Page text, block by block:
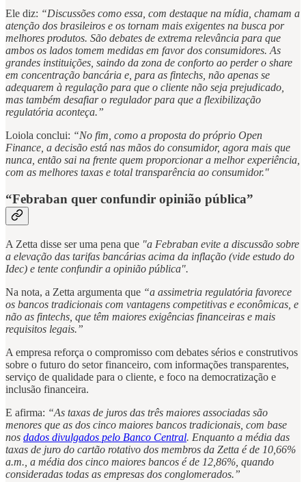
Ele diz: “Discussões como essa, com destaque na mídia, chamam a
atenção dos brasileiros e os tornam mais exigentes na busca por
melhores produtos. São debates de extrema relevância para que
ambos os lados tomem medidas em favor dos consumidores. As
grandes instituições, saindo da zona de conforto ao perder o share
em concentração bancária e, para as fintechs, não apenas se
adequarem à regulação para que o cliente não seja prejudicado,
mas também desafiar o regulador para que a flexibilização
regulatória aconteça.”
Loiola conclui: “No fim, como a proposta do próprio Open
Finance, a decisão está nas mãos do consumidor, agora mais que
nunca, então sai na frente quem proporcionar a melhor experiência,
com as melhores taxas e total transparência ao consumidor."
“Febraban quer confundir opinião pública”
A Zetta disse ser uma pena que "a Febraban evite a discussão sobre
a elevação das tarifas bancárias acima da inflação (vide estudo do
Idec) e tente confundir a opinião pública".
Na nota, a Zetta argumenta que “a assimetria regulatória favorece
os bancos tradicionais com vantagens competitivas e econômicas, e
não as fintechs, que têm maiores exigências financeiras e mais
requisitos legais.”
A empresa reforça o compromisso com debates sérios e construtivos
sobre o futuro do setor financeiro, com informações transparentes,
serviço de qualidade para o cliente, e foco na democratização e
inclusão financeira.
E afirma: “As taxas de juros das três maiores associadas são
menores que as dos cinco maiores bancos tradicionais, com base
nos dados divulgados pelo Banco Central. Enquanto a média das
taxas de juro do cartão rotativo dos membros da Zetta é de 10,66%
a.m., a média dos cinco maiores bancos é de 12,86%, quando
consideradas todas as empresas dos conglomerados.”